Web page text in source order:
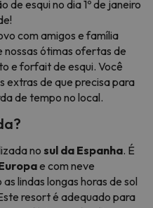
esqui no dia 1º de janeiro
com amigos e família
nossas ótimas ofertas de
e forfait de esqui. Você
extras de que precisa para
de tempo no local.
no sul da Espanha. É
e com neve
lindas longas horas de sol
resort é adequado para